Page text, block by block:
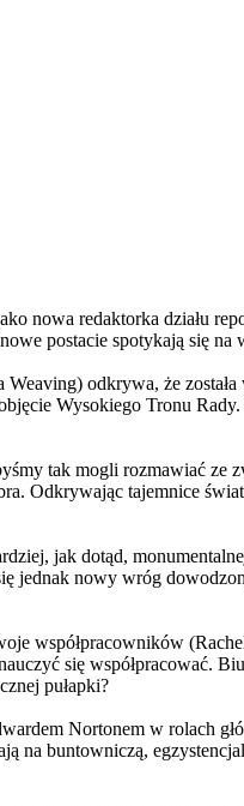
nowa redaktorka działu
postacie spotykają się
odkrywa, że
Wysokiego Tronu
tak mogli rozmawiać
Odkrywając tajemnice
jak dotąd,
jednak nowy wróg
współpracowników
się współpracować.
pułapki?
Nortonem w rolach
na buntowniczą,